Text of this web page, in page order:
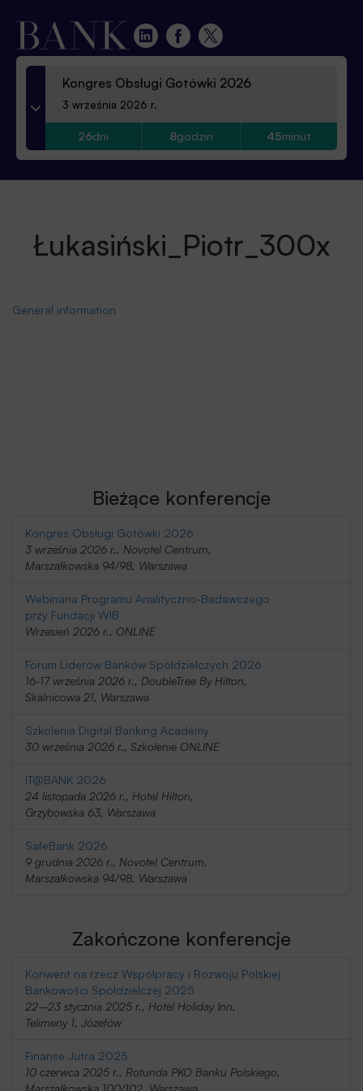
Kongres Obsługi Gotówki 2026
3 września 2026 r.
26dni 8godzin 45minut
Łukasiński_Piotr_300x
General information
Bieżące konferencje
Kongres Obsługi Gotówki 2026
3 września 2026 r., Novotel Centrum,
Marszałkowska 94/98, Warszawa
Webinaria Programu Analityczno-Badawczego
przy Fundacji WIB
Wrzesień 2026 r., ONLINE
Forum Liderów Banków Spółdzielczych 2026
16-17 września 2026 r., DoubleTree By Hilton,
Skalnicowa 21, Warszawa
Szkolenia Digital Banking Academy
30 września 2026 r., Szkolenie ONLINE
IT@BANK 2026
24 listopada 2026 r., Hotel Hilton,
Grzybowska 63, Warszawa
SafeBank 2026
9 grudnia 2026 r., Novotel Centrum,
Marszałkowska 94/98, Warszawa
Zakończone konferencje
Konwent na rzecz Współpracy i Rozwoju Polskiej
Bankowości Spółdzielczej 2025
22–23 stycznia 2025 r., Hotel Holiday Inn,
Telimeny 1, Józefów
Finanse Jutra 2025
10 czerwca 2025 r., Rotunda PKO Banku Polskiego,
Marszałkowska 100/102, Warszawa